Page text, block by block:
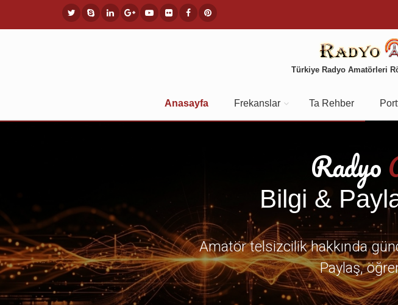
Türkiye Radyo Amatörleri
Anasayfa Frekanslar Ta Rehber
Radyo
Bilgi &
Amatör telsizcilik hakkında
Paylaş,